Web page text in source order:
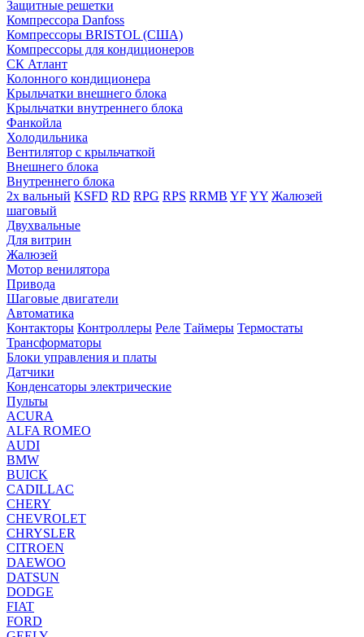
Защитные решетки
Компрессора Danfoss
Компрессоры BRISTOL (США)
Компрессоры для кондиционеров
СК Атлант
Колонного кондиционера
Крыльчатки внешнего блока
Крыльчатки внутреннего блока
Фанкойла
Холодильника
Вентилятор с крыльчаткой
Внешнего блока
Внутреннего блока
2х вальный KSFD RD RPG RPS RRMB YFYY Жалюзей
шаговый
Двухвальные
Для витрин
Жалюзей
Мотор венилятора
Привода
Шаговые двигатели
Автоматика
Контакторы Контроллеры Реле Таймеры Термостаты
Трансформаторы
Блоки управления и платы
Датчики
Конденсаторы электрические
Пульты
ACURA
ALFA ROMEO
AUDI
BMW
BUICK
CADILLAC
CHERY
CHEVROLET
CHRYSLER
CITROEN
DAEWOO
DATSUN
DODGE
FIAT
FORD